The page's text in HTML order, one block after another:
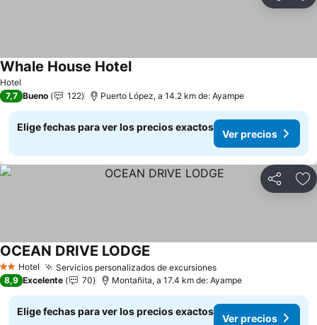
Hotel
Whale House HotelVer precios
7,7 Bueno 122 Puerto López, a 14.2 km de: Ayampe
Elige fechas para ver los precios exactos
Ver precios
Compartir
2 Estrellas
Hotel Servicios personalizados de excursionesVer precios
OCEAN DRIVE LODGE
8,9 Excelente 70 Montañita, a 17.4 km de: Ayampe
Elige fechas para ver los precios exactos
Ver precios